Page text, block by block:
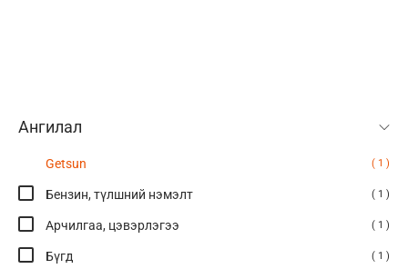
Ангилал
Getsun ( 1 )
Бензин, түлшний нэмэлт ( 1 )
Арчилгаа, цэвэрлэгээ ( 1 )
Бүгд ( 1 )